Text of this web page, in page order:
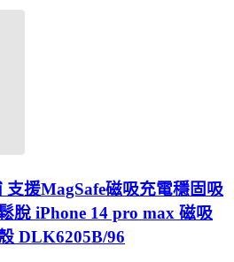
援MagSafe磁吸充電穩固吸
脫 iPhone 14 pro max 磁吸
DLK6205B/96